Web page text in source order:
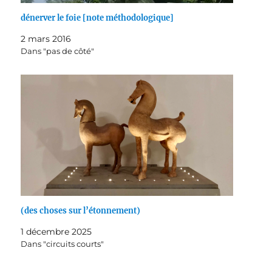
dénerver le foie [note méthodologique]
2 mars 2016
Dans "pas de côté"
(des choses sur l’étonnement)
1 décembre 2025
Dans "circuits courts"